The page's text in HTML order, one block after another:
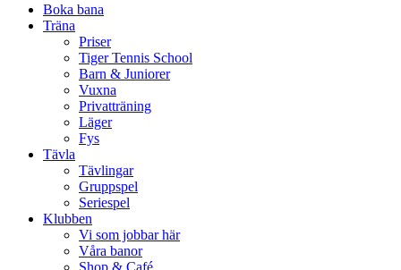
Boka bana
Träna
Priser
Tiger Tennis School
Barn & Juniorer
Vuxna
Privatträning
Läger
Fys
Tävla
Tävlingar
Gruppspel
Seriespel
Klubben
Vi som jobbar här
Våra banor
Shop & Café